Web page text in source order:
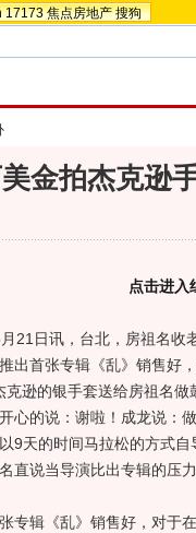
17173 焦点房地产 搜狗
金拍杰克逊
点击进入
日讯，台北，房祖名收
出首张专辑《乱》销售好
克逊的银手套送给房祖名
心的说：谢啦！成龙说：
9天的时间马拉松的方式
直说当导演比出专辑的压力
辑《乱》销售好，对于